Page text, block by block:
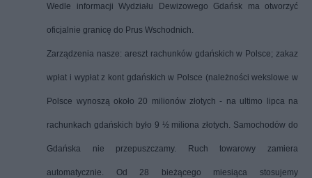
Wedle informacji Wydziału Dewizowego Gdańsk ma otworzyć
oficjalnie granicę do Prus Wschodnich.
Zarządzenia nasze: areszt rachunków gdańskich w Polsce; zakaz
wpłat i wypłat z kont gdańskich w Polsce (należności wekslowe w
Polsce wynoszą około 20 milionów złotych - na ultimo lipca na
rachunkach gdańskich było 9 ½ miliona złotych. Samochodów do
Gdańska nie przepuszczamy. Ruch towarowy zamiera
automatycznie. Od 28 bieżącego miesiąca stosujemy